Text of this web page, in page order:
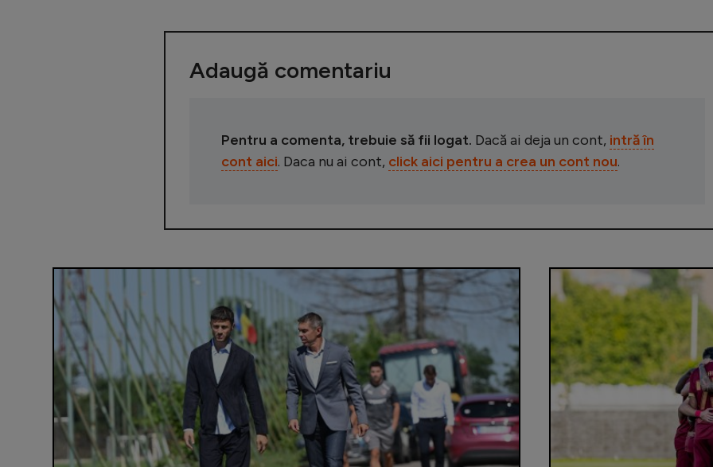
Adaugă comentariu
Pentru a comenta, trebuie să fii logat. Dacă ai deja un cont, intră în
cont aici. Daca nu ai cont, click aici pentru a crea un cont nou.